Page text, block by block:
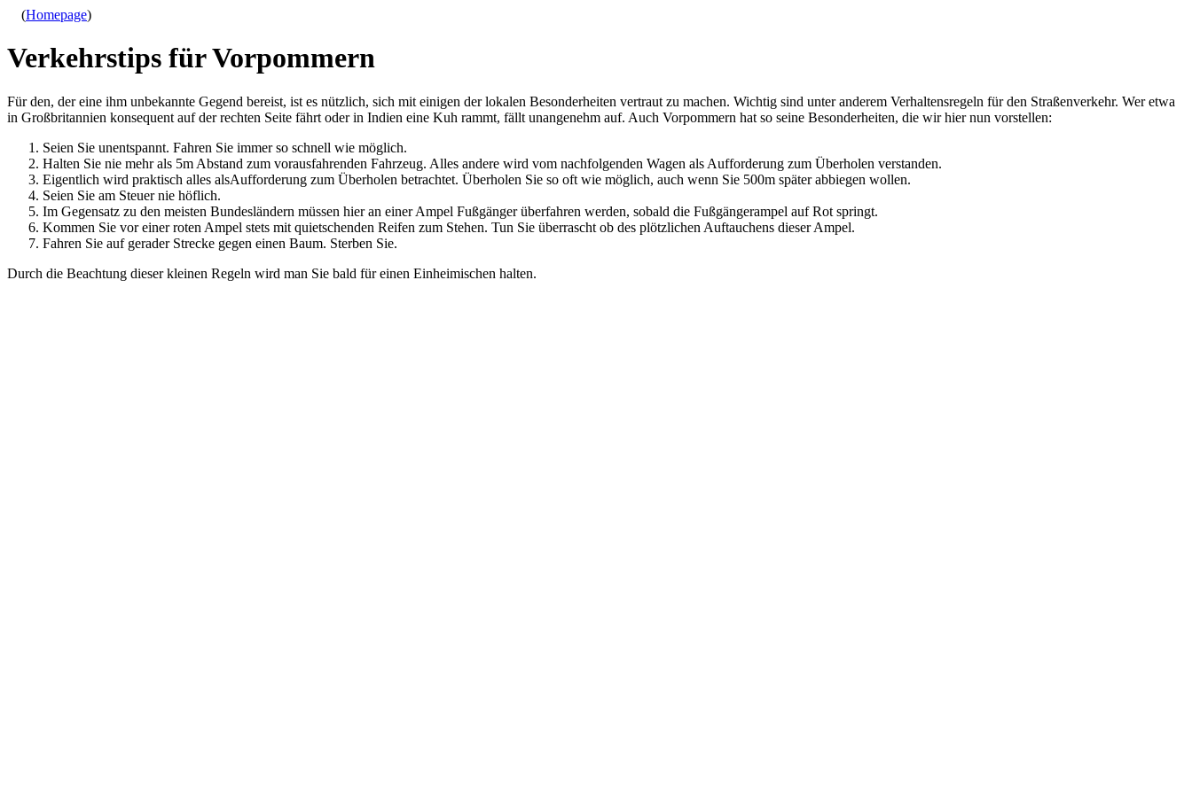
(Homepage)
Verkehrstips für Vorpommern
Für den, der eine ihm unbekannte Gegend bereist, ist es nützlich, sich mit einigen der lokalen Besonderheiten vertraut zu machen. Wichtig sind unter anderem Verhaltensregeln für den Straßenverkehr. Wer etwa
in Großbritannien konsequent auf der rechten Seite fährt oder in Indien eine Kuh rammt, fällt unangenehm auf. Auch Vorpommern hat so seine Besonderheiten, die wir hier nun vorstellen:
Seien Sie unentspannt. Fahren Sie immer so schnell wie möglich.
Halten Sie nie mehr als 5m Abstand zum vorausfahrenden Fahrzeug. Alles andere wird vom nachfolgenden Wagen als Aufforderung zum Überholen verstanden.
Eigentlich wird praktisch alles alsAufforderung zum Überholen betrachtet. Überholen Sie so oft wie möglich, auch wenn Sie 500m später abbiegen wollen.
Seien Sie am Steuer nie höflich.
Im Gegensatz zu den meisten Bundesländern müssen hier an einer Ampel Fußgänger überfahren werden, sobald die Fußgängerampel auf Rot springt.
Kommen Sie vor einer roten Ampel stets mit quietschenden Reifen zum Stehen. Tun Sie überrascht ob des plötzlichen Auftauchens dieser Ampel.
Fahren Sie auf gerader Strecke gegen einen Baum. Sterben Sie.
Durch die Beachtung dieser kleinen Regeln wird man Sie bald für einen Einheimischen halten.